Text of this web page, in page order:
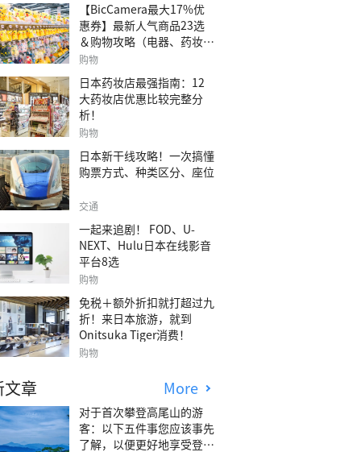
【BicCamera最大17%优
惠券】最新人气商品23选
＆购物攻略（电器、药妆、
玩具等）
购物
日本药妆店最强指南：12
大药妆店优惠比较完整分
析！
购物
日本新干线攻略！一次搞懂
购票方式、种类区分、座位
交通
一起来追剧！ FOD、U-
NEXT、Hulu日本在线影音
平台8选
购物
免税＋额外折扣就打超过九
折！来日本旅游，就到
Onitsuka Tiger消费！
购物
章 More
对于首次攀登高尾山的游
客：以下五件事您应该事先
了解，以便更好地享受登山